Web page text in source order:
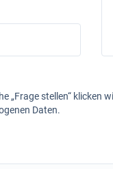
„Frage stellen“ klicken
Daten.